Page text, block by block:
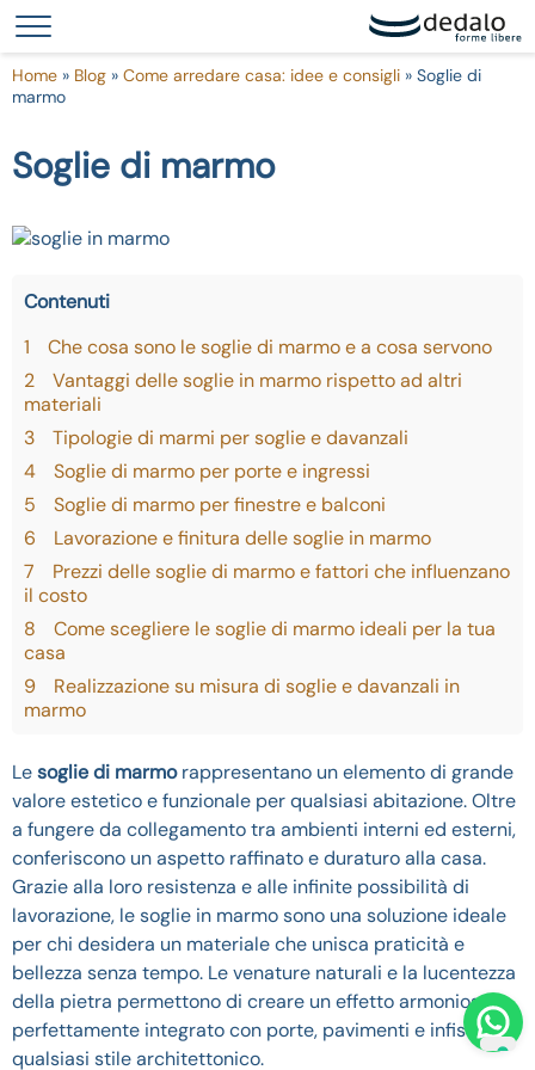
Home » Blog » Come arredare casa: idee e consigli » Soglie di
marmo
Soglie di marmo
Contenuti
1
Che cosa sono le soglie di marmo e a cosa servono
2
Vantaggi delle soglie in marmo rispetto ad altri
materiali
3
Tipologie di marmi per soglie e davanzali
4
Soglie di marmo per porte e ingressi
5
Soglie di marmo per finestre e balconi
6
Lavorazione e finitura delle soglie in marmo
7
Prezzi delle soglie di marmo e fattori che influenzano
il costo
8
Come scegliere le soglie di marmo ideali per la tua
casa
9
Realizzazione su misura di soglie e davanzali in
marmo
Lesoglie di marmorappresentano un elemento di grande
valore estetico e funzionale per qualsiasi abitazione. Oltre
a fungere da collegamento tra ambienti interni ed esterni,
conferiscono un aspetto raffinato e duraturo alla casa.
Grazie alla loro resistenza e alle infinite possibilità di
lavorazione, le soglie in marmo sono una soluzione ideale
per chi desidera un materiale che unisca praticità e
bellezza senza tempo. Le venature naturali e la lucentezza
della pietra permettono di creare un effetto armonioso,
perfettamente integrato con porte, pavimenti e infissi di
qualsiasi stile architettonico.
Informativa sulla raccolta
Le tue preferenze relative alla privacy